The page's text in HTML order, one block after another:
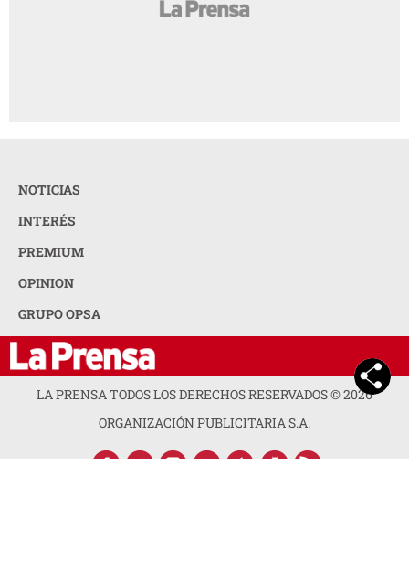
NOTICIAS
INTERÉS
PREMIUM
OPINION
GRUPO OPSA
LA PRENSA TODOS LOS DERECHOS RESERVADOS ©2026
ORGANIZACIÓN PUBLICITARIA S.A.